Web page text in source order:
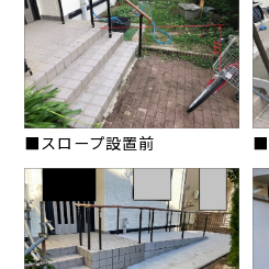
■スロープ設置前 ■